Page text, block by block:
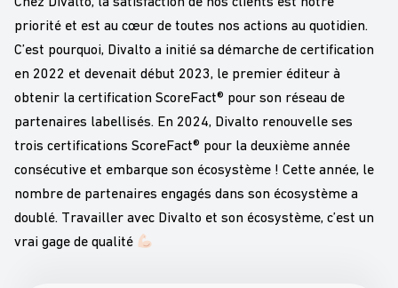
Chez Divalto, la satisfaction de nos clients est notre
priorité et est au cœur de toutes nos actions au quotidien.
C’est pourquoi, Divalto a initié sa démarche de certification
en 2022 et devenait début 2023, le premier éditeur à
obtenir la certification ScoreFact® pour son réseau de
partenaires labellisés. En 2024, Divalto renouvelle ses
trois certifications ScoreFact® pour la deuxième année
consécutive et embarque son écosystème ! Cette année, le
nombre de partenaires engagés dans son écosystème a
doublé. Travailler avec Divalto et son écosystème, c’est un
vrai gage de qualité